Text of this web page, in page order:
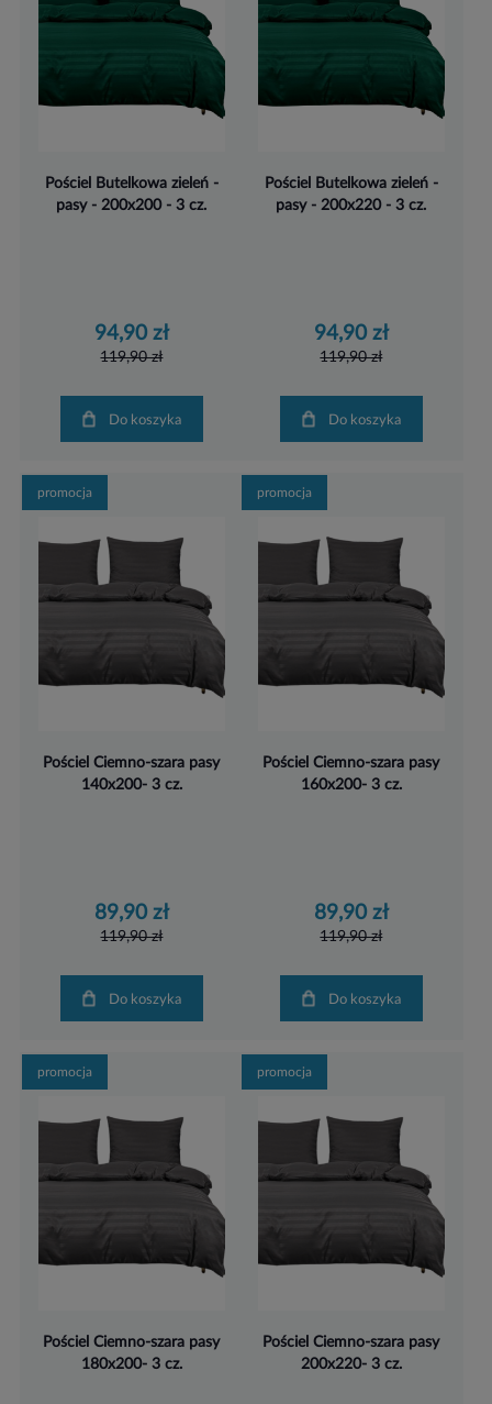
Pościel Butelkowa zieleń -
pasy - 200x200 - 3 cz.
94,90 zł
119,90 zł
Do koszyka
Pościel Butelkowa zieleń -
pasy - 200x220 - 3 cz.
94,90 zł
119,90 zł
Do koszyka
Pościel Ciemno-szara pasy
140x200- 3 cz.
89,90 zł
119,90 zł
Do koszyka
promocja
Pościel Ciemno-szara pasy
160x200- 3 cz.
89,90 zł
119,90 zł
Do koszyka
promocja
Pościel Ciemno-szara pasy
180x200- 3 cz.
promocja
Pościel Ciemno-szara pasy
200x220- 3 cz.
promocja